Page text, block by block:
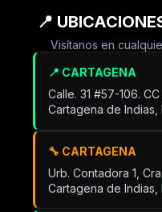
📍
Visítanos en
📍 CARTAGENA
Calle. 31 #57-106.
Cartagena de Indias,
🔧 CARTAGENA
Urb. Contadora 1,
Cartagena de Indias,